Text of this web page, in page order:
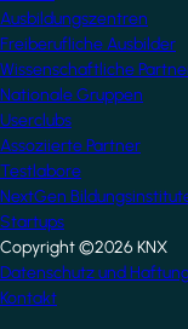
Ausbildungszentren
Freiberufliche Ausbilder
Wissenschaftliche
Nationale Gruppen
Userclubs
Assoziierte Partner
Testlabore
NextGen
Startups
Copyright ©2026 KNX
Footer
Datenschutz und
Kontakt